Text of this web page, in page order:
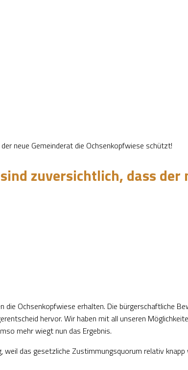
neue Gemeinderat die Ochsenkopfwiese schützt!
zuversichtlich, dass der
die Ochsenkopfwiese erhalten. Die bürgerschaftliche
hervor. Wir haben mit all unseren
mehr wiegt nun das Ergebnis.
weil das gesetzliche Zustimmungsquorum relativ